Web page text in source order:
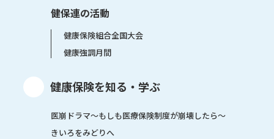
健保連の活動
健康保険組合全国大会
健康強調月間
健康保険を知る・学ぶ
医崩ドラマ〜もしも医療保険制度が崩壊したら〜
きいろをみどりへ